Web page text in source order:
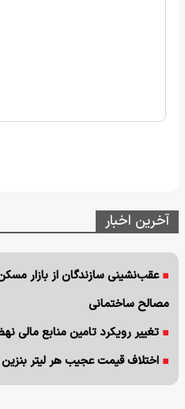
آخرین اخبار
مصالح ساختمانی
تغییر رویکرد تامین منابع
اختلاف قیمت عجیب هر لیتر